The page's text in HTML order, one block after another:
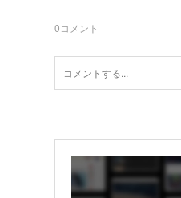
0コメント